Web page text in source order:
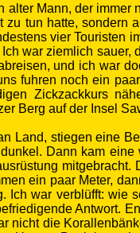
Mann, der
tun hatte,
vier
war ziemlich
und ich war
fuhren noch ein
Zickzackkurs
Berg auf der Insel
Land, stiegen eine
Dann kam
ein paar Meter,
. Ich war verblüfft: wie
Antwort.
nicht die